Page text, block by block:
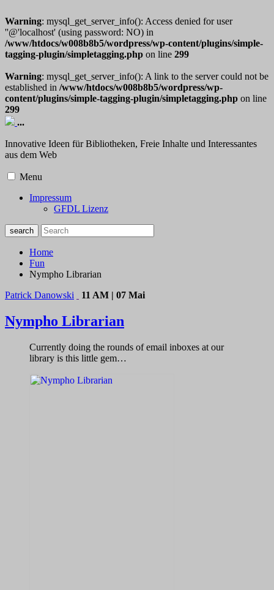
Warning: mysql_get_server_info(): Access denied for user
''@'localhost' (using password: NO) in
/www/htdocs/w008b8b5/wordpress/wp-content/plugins/simple-
tagging-plugin/simpletagging.php on line 299
Warning: mysql_get_server_info(): A link to the server could not be
established in /www/htdocs/w008b8b5/wordpress/wp-
content/plugins/simple-tagging-plugin/simpletagging.php on line
299
...
Innovative Ideen für Bibliotheken, Freie Inhalte und Interessantes
aus dem Web
Menu
Impressum
GFDL Lizenz
Home
Fun
Nympho Librarian
Patrick Danowski
11 AM | 07 Mai
Nympho Librarian
Currently doing the rounds of email inboxes at our
library is this little gem…